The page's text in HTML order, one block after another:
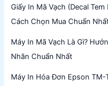
Giấy In Mã Vạch (Decal
Cách Chọn Mua Chuẩn
Máy In Mã Vạch Là Gì?
Nhãn Chuẩn Nhất
Máy In Hóa Đơn Epson TM-